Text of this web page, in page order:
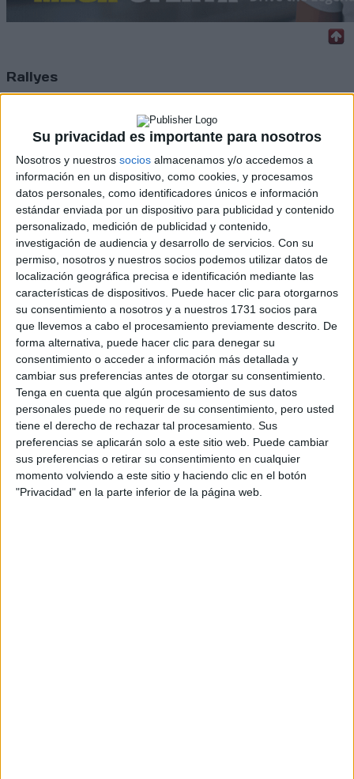
Su privacidad es importante para nosotros
Nosotros y nuestros socios almacenamos y/o accedemos a
información en un dispositivo, como cookies, y procesamos
datos personales, como identificadores únicos e información
estándar enviada por un dispositivo para publicidad y contenido
personalizado, medición de publicidad y contenido,
investigación de audiencia y desarrollo de servicios. Con su
permiso, nosotros y nuestros socios podemos utilizar datos de
localización geográfica precisa e identificación mediante las
características de dispositivos. Puede hacer clic para otorgarnos
su consentimiento a nosotros y a nuestros 1731 socios para
que llevemos a cabo el procesamiento previamente descrito. De
forma alternativa, puede hacer clic para denegar su
consentimiento o acceder a información más detallada y
cambiar sus preferencias antes de otorgar su consentimiento.
Tenga en cuenta que algún procesamiento de sus datos
personales puede no requerir de su consentimiento, pero usted
tiene el derecho de rechazar tal procesamiento. Sus
preferencias se aplicarán solo a este sitio web. Puede cambiar
sus preferencias o retirar su consentimiento en cualquier
momento volviendo a este sitio y haciendo clic en el botón
"Privacidad" en la parte inferior de la página web.
Rallyes
ERC
CERA
CERT
Internacionales
Campeonatos Autonómicos
Históricos
Dakar
RallyCross
Circuitos
F1
Fórmula E
F2 / F3 / F4
Resistencia
Indycar
Otros
Producto
Producto
Web pensada para poder ofrecer diferentes
productos propios y ajenos para que los